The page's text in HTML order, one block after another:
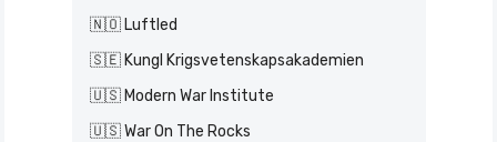
🇳🇴 Luftled
🇸🇪 Kungl Krigsvetenskapsakademien
🇺🇸 Modern War Institute
🇺🇸 War On The Rocks